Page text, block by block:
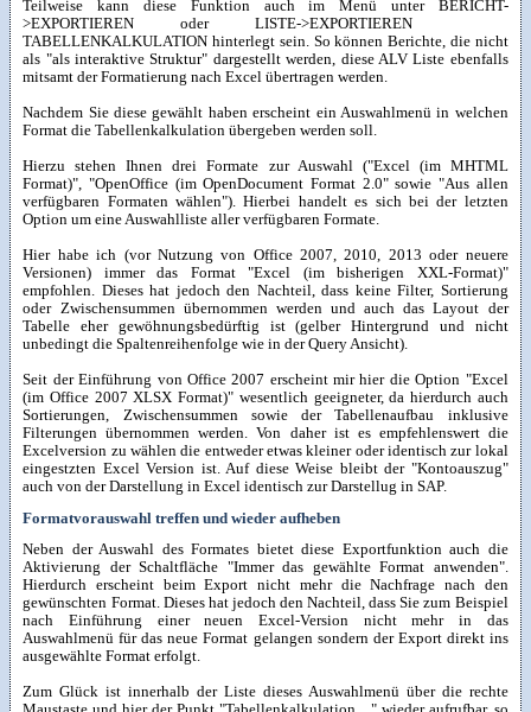
Teilweise kann diese Funktion auch im Menü unter BERICHT-
>EXPORTIEREN oder LISTE->EXPORTIEREN
TABELLENKALKULATION hinterlegt sein. So können Berichte, die nicht
als "als interaktive Struktur" dargestellt werden, diese ALV Liste ebenfalls
mitsamt der Formatierung nach Excel übertragen werden.
Nachdem Sie diese gewählt haben erscheint ein Auswahlmenü in welchen
Format die Tabellenkalkulation übergeben werden soll.
Hierzu stehen Ihnen drei Formate zur Auswahl ("Excel (im MHTML
Format)", "OpenOffice (im OpenDocument Format 2.0" sowie "Aus allen
verfügbaren Formaten wählen"). Hierbei handelt es sich bei der letzten
Option um eine Auswahlliste aller verfügbaren Formate.
Hier habe ich (vor Nutzung von Office 2007, 2010, 2013 oder neuere
Versionen) immer das Format "Excel (im bisherigen XXL-Format)"
empfohlen. Dieses hat jedoch den Nachteil, dass keine Filter, Sortierung
oder Zwischensummen übernommen werden und auch das Layout der
Tabelle eher gewöhnungsbedürftig ist (gelber Hintergrund und nicht
unbedingt die Spaltenreihenfolge wie in der Query Ansicht).
Seit der Einführung von Office 2007 erscheint mir hier die Option "Excel
(im Office 2007 XLSX Format)" wesentlich geeigneter, da hierdurch auch
Sortierungen, Zwischensummen sowie der Tabellenaufbau inklusive
Filterungen übernommen werden. Von daher ist es empfehlenswert die
Excelversion zu wählen die entweder etwas kleiner oder identisch zur lokal
eingestzten Excel Version ist. Auf diese Weise bleibt der "Kontoauszug"
auch von der Darstellung in Excel identisch zur Darstellug in SAP.
Formatvorauswahl treffen und wieder aufheben
Neben der Auswahl des Formates bietet diese Exportfunktion auch die
Aktivierung der Schaltfläche "Immer das gewählte Format anwenden".
Hierdurch erscheint beim Export nicht mehr die Nachfrage nach den
gewünschten Format. Dieses hat jedoch den Nachteil, dass Sie zum Beispiel
nach Einführung einer neuen Excel-Version nicht mehr in das
Auswahlmenü für das neue Format gelangen sondern der Export direkt ins
ausgewählte Format erfolgt.
Zum Glück ist innerhalb der Liste dieses Auswahlmenü über die rechte